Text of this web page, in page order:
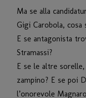
Ma se alla
Gigi Carobola, cosa
E se antagonista
Stramassi?
E se le altre
zampino? E se poi
l’onorevole